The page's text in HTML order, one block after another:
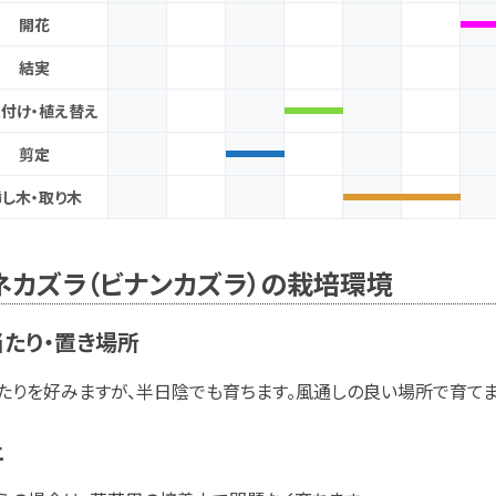
開花
結実
け・植え替え
剪定
木・取り木
カズラ（ビナンカズラ）の栽培環境
り・置き場所
りを好みますが、半日陰でも育ちます。風通しの良い場所で育てま